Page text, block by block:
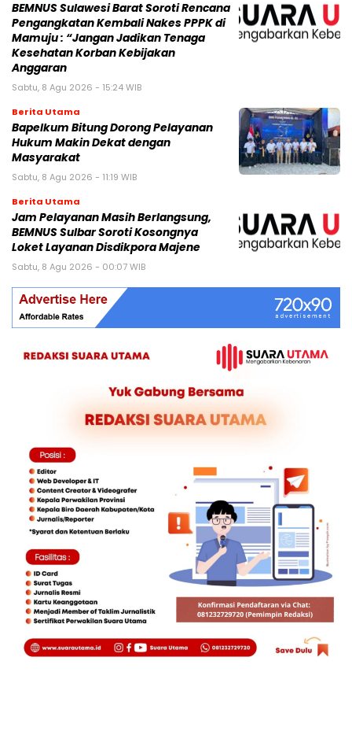
BEMNUS Sulawesi Barat Soroti Rencana
Pengangkatan Kembali Nakes PPPK di
Mamuju : “Jangan Jadikan Tenaga
Kesehatan Korban Kebijakan
Anggaran
Sabtu, 8 Agu 2026 - 15:24 WIB
Berita Utama
Bapelkum Bitung Dorong Pelayanan
Hukum Makin Dekat dengan
Masyarakat
Sabtu, 8 Agu 2026 - 11:19 WIB
Berita Utama
Jam Pelayanan Masih Berlangsung,
BEMNUS Sulbar Soroti Kosongnya
Loket Layanan Disdikpora Majene
Sabtu, 8 Agu 2026 - 00:07 WIB